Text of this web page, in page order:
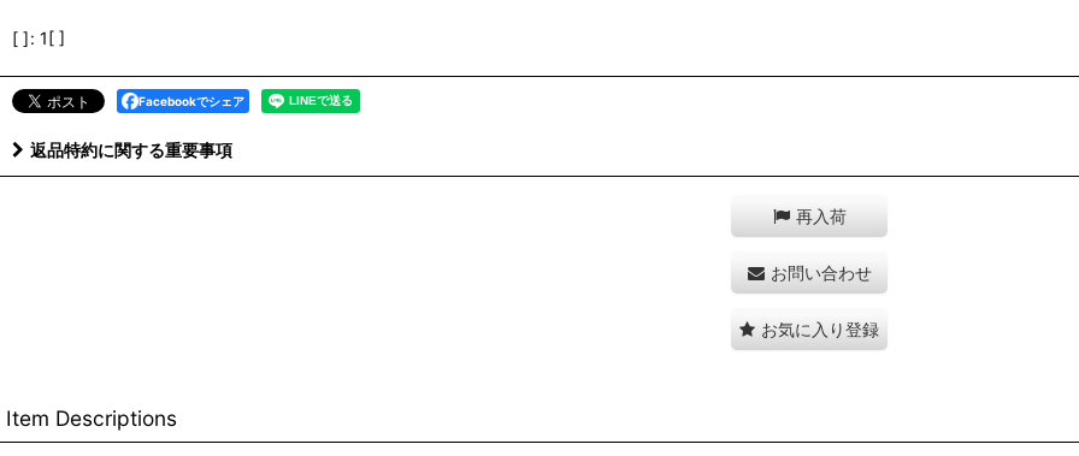
[ ]: 1[ ]
Facebookでシェア
返品特約に関する重要事項
再入荷
お問い合わせ
お気に入り登録
Item Descriptions